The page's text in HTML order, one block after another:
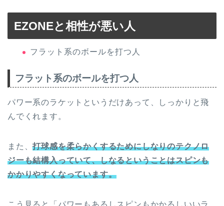
EZONEと相性が悪い人
フラット系のボールを打つ人
フラット系のボールを打つ人
パワー系のラケットというだけあって、しっかりと飛
んでくれます。
また、打球感を柔らかくするためにしなりのテクノロ
ジーも結構入っていて、しなるということはスピンも
かかりやすくなっています。